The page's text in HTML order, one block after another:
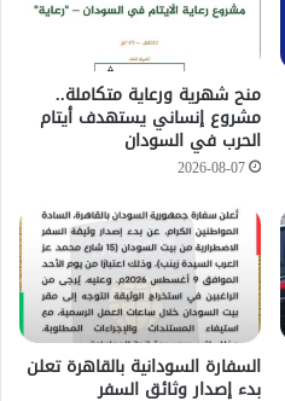
منح شهرية ورعاية متكاملة..
مشروع إنساني يستهدف أيتام
الحرب في السودان
2026-08-07
السفارة السودانية بالقاهرة تعلن
بدء إصدار وثائق السفر